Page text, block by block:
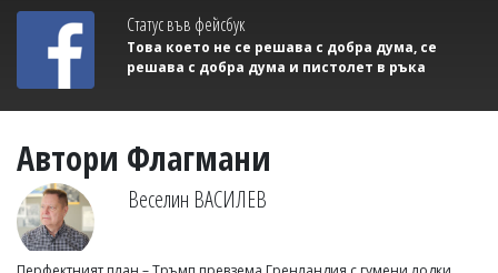
Статус във фейсбук
Това което не се решава с добра дума, се
решава с добра дума и пистолет в ръка
Автори Флагмани
Веселин ВАСИЛЕВ